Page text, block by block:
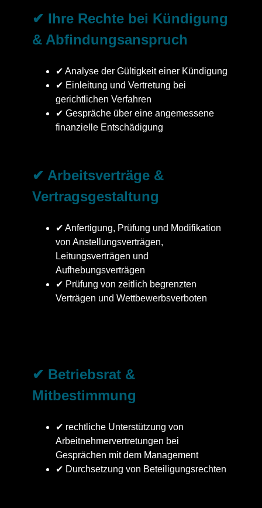
✔ Ihre Rechte bei Kündigung
& Abfindungsanspruch
✔ Analyse der Gültigkeit einer Kündigung
✔ Einleitung und Vertretung bei
gerichtlichen Verfahren
✔ Gespräche über eine angemessene
finanzielle Entschädigung
✔ Arbeitsverträge &
Vertragsgestaltung
✔ Anfertigung, Prüfung und Modifikation
von Anstellungsverträgen,
Leitungsverträgen und
Aufhebungsverträgen
✔ Prüfung von zeitlich begrenzten
Verträgen und Wettbewerbsverboten
✔ Betriebsrat &
Mitbestimmung
✔ rechtliche Unterstützung von
Arbeitnehmervertretungen bei
Gesprächen mit dem Management
✔ Durchsetzung von Beteiligungsrechten